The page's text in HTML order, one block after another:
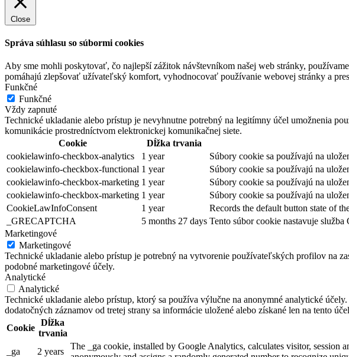
Close
Správa súhlasu so súbormi cookies
Aby sme mohli poskytovať, čo najlepší zážitok návštevníkom našej web stránky,
pomáhajú zlepšovať užívateľský komfort, vyhodnocovať používanie webovej stránky a
Funkčné
Funkčné
Vždy zapnuté
Technické ukladanie alebo prístup je nevyhnutne potrebný na legitímny účel umožnenia
komunikácie prostredníctvom elektronickej komunikačnej siete.
Cookie
Dĺžka trvania
cookielawinfo-checkbox-analytics
1 year
Súbory cookie sa používajú na
cookielawinfo-checkbox-functional 1 year
Súbory cookie sa používajú na
cookielawinfo-checkbox-marketing 1 year
Súbory cookie sa používajú na
cookielawinfo-checkbox-marketing 1 year
Súbory cookie sa používajú na
CookieLawInfoConsent
1 year
Records the default button state of
_GRECAPTCHA
5 months 27 days Tento súbor cookie nastavuje
Marketingové
Marketingové
Technické ukladanie alebo prístup je potrebný na vytvorenie používateľských profilov na
podobné marketingové účely.
Analytické
Analytické
Technické ukladanie alebo prístup, ktorý sa používa výlučne na anonymné analytické
dodatočných záznamov od tretej strany sa informácie uložené alebo získané len na tento
Cookie
Dĺžka
trvania
_ga 2 years
The _ga cookie, installed by Google Analytics, calculates visitor, session